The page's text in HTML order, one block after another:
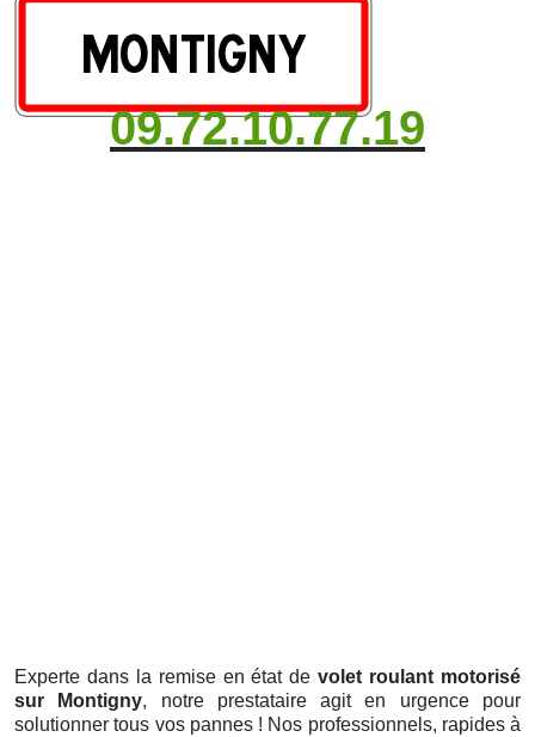
09.72.10.77.19
Experte dans la remise en état devolet roulant motorisé
sur Montigny, notre prestataire agit en urgence pour
solutionner tous vos pannes ! Nos professionnels, rapides à